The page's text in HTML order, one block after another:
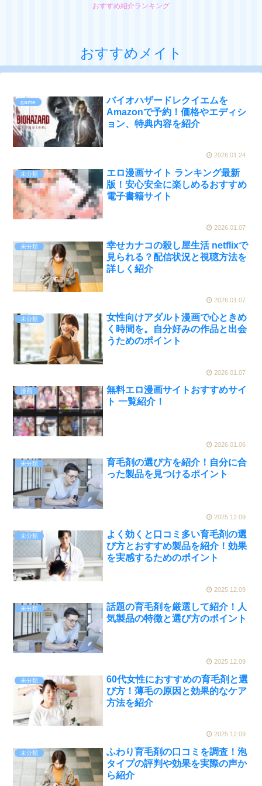
おすすめ紹介ランキング
おすすめメイト
game
バイオハザードレクイエムを
Amazonで予約！価格やエディシ
ョン、特典内容を紹介
2026.01.24
未分類
エロ漫画サイト ランキング最新
版！安心安全に楽しめるおすすめ
電子書籍サイト
2026.01.07
未分類
幸せカナコの殺し屋生活 netflixで
見られる？配信状況と視聴方法を
詳しく紹介
2026.01.07
未分類
女性向けアダルト漫画で心ときめ
く時間を。自分好みの作品と出会
うためのポイント
2026.01.07
漫画
無料エロ漫画サイトおすすめサイ
ト 一覧紹介！
2026.01.06
未分類
育毛剤の選び方を紹介！自分に合
った製品を見つけるポイント
2025.12.09
未分類
よく効くと口コミ多い育毛剤の選
び方とおすすめ製品を紹介！効果
を実感するためのポイント
2025.12.09
未分類
話題の育毛剤を厳選して紹介！人
気製品の特徴と選び方のポイント
2025.12.09
未分類
60代女性におすすめの育毛剤と選
び方！薄毛の原因と効果的なケア
方法を紹介
2025.12.09
未分類
ふわり育毛剤の口コミを調査！泡
タイプの評判や効果を実際の声か
ら紹介